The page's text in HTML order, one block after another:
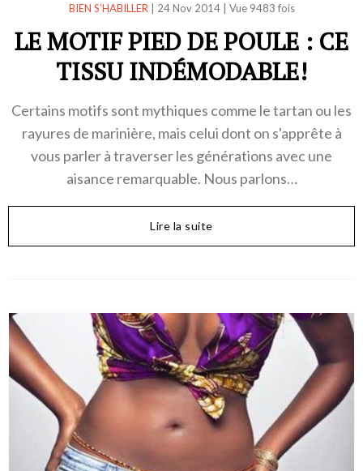
BIEN S’HABILLER 24 Nov 2014| Vue 9483 fois
LE MOTIF PIED DE POULE : CE
TISSU INDÉMODABLE!
Certains motifs sont mythiques comme le tartan ou les
rayures de marinière, mais celui dont on s'apprête à
vous parler à traverser les générations avec une
aisance remarquable. Nous parlons…
Lire la suite